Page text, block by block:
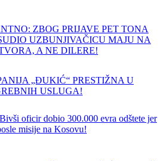
ZBOG PRIJAVE PET TONA
UZBUNJIVAČICU MAJU NA
A NE DILERE!
„ĐUKIĆ“ PRESTIŽNA U
USLUGA!
oficir dobio 300.000 evra odštete jer
misije na Kosovu!